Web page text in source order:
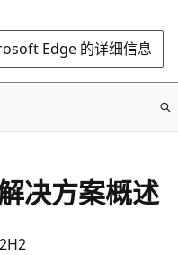
Edge 的详细信息
决方案概述